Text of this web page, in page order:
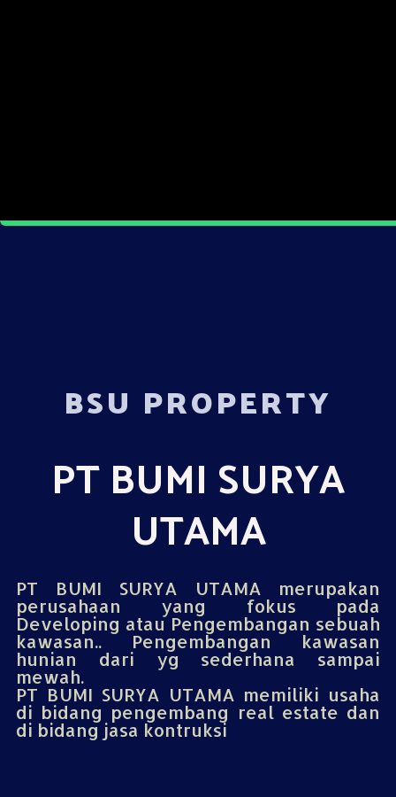
BSU PROPERTY
PT BUMI SURYA
UTAMA
PT BUMI SURYA UTAMA merupakan
perusahaan yang fokus pada
Developing atau Pengembangan sebuah
kawasan.. Pengembangan kawasan
hunian dari yg sederhana sampai
mewah.
PT BUMI SURYA UTAMA memiliki usaha
di bidang pengembang real estate dan
di bidang jasa kontruksi